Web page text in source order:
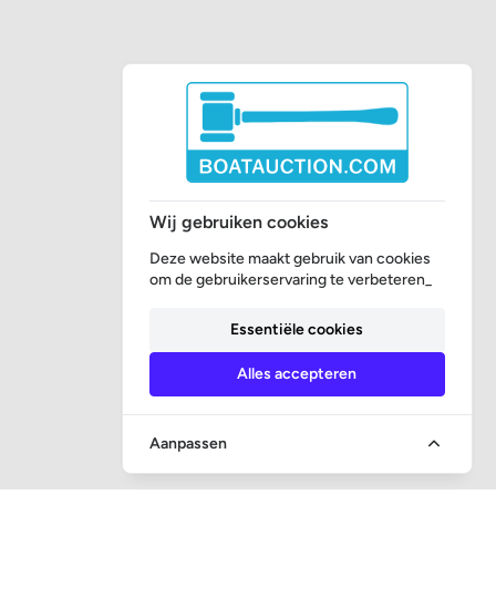
Wij gebruiken cookies
Deze website maakt gebruik van cookies
om de gebruikerservaring te verbeteren_
Essentiële cookies
Alles accepteren
Aanpassen